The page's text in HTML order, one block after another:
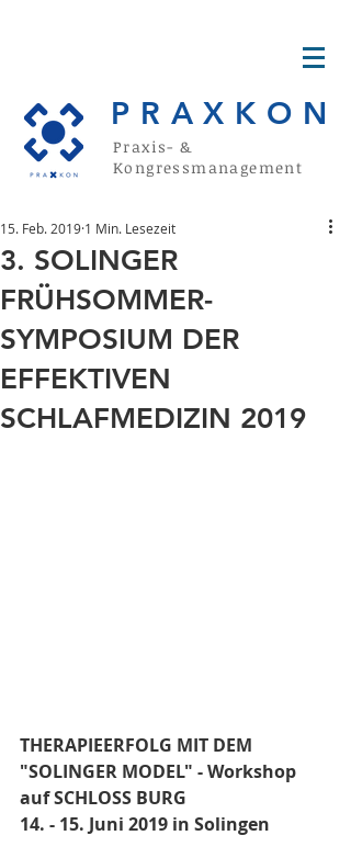
PRAXKON
Praxis- &
Kongressmanagement
3. SOLINGER
FRÜHSOMMER-
SYMPOSIUM DER
EFFEKTIVEN
SCHLAFMEDIZIN 2019
15. Feb. 2019 1 Min. Lesezeit
THERAPIEERFOLG MIT DEM
"SOLINGER MODEL" - Workshop
auf SCHLOSS BURG
14. - 15. Juni 2019 in Solingen